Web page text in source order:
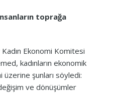
toprağa
Ekonomi Komitesi
kadınların ekonomik
üzerine şunları söyledi:
ve dönüşümler